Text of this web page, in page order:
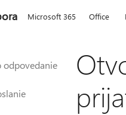
Microsoft 365 Office
odpovedanie